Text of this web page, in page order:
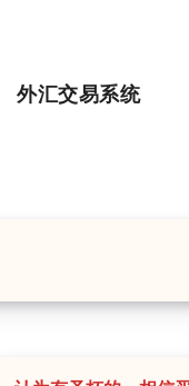
外汇交易系统